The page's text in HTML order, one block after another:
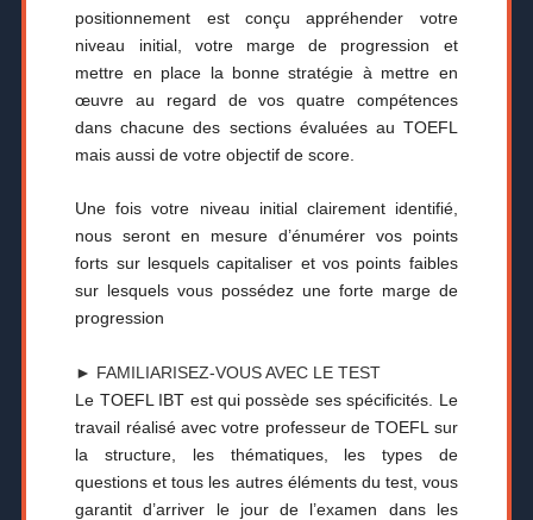
positionnement est conçu appréhender votre
niveau initial, votre marge de progression et
mettre en place la bonne stratégie à mettre en
œuvre au regard de vos quatre compétences
dans chacune des sections évaluées au TOEFL
mais aussi de votre objectif de score.
Une fois votre niveau initial clairement identifié,
nous seront en mesure d’énumérer vos points
forts sur lesquels capitaliser et vos points faibles
sur lesquels vous possédez une forte marge de
progression
► FAMILIARISEZ-VOUS AVEC LE TEST
Le TOEFL IBT est qui possède ses spécificités. Le
travail réalisé avec votre professeur de TOEFL sur
la structure, les thématiques, les types de
questions et tous les autres éléments du test, vous
garantit d’arriver le jour de l’examen dans les